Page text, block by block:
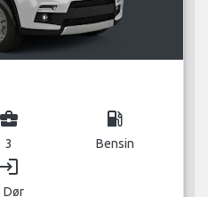
business_center
3
local_gas_station
Bensin
login
Dør